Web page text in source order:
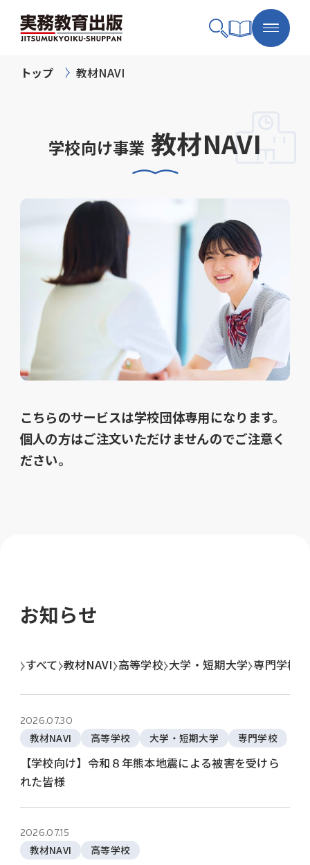
トップ 教材NAVI
学校向け事業 教材NAVI
こちらのサービスは学校団体専用になります。
個人の方はご注文いただけませんのでご注意く
ださい。
お知らせ
すべて 教材NAVI 高等学校 大学・短期大学 専門学校
2026.07.30
教材NAVI 高等学校 大学・短期大学 専門学校
【学校向け】令和８年熊本地震による被害を受けら
れた皆様
2026.07.15
教材NAVI 高等学校